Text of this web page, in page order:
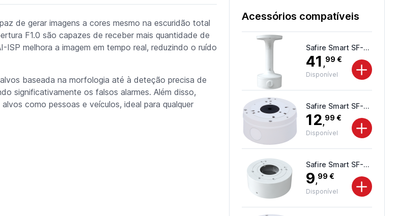
de gerar imagens a cores mesmo na escuridão total
F1.0 são capazes de receber mais quantidade de
melhora a imagem em tempo real, reduzindo o ruído
baseada na morfologia até à deteção precisa de
significativamente os falsos alarmes. Além disso,
como pessoas e veículos, ideal para qualquer
Acessórios compatíveis
Safire Smart SF-CB-0301+0810
41 ,99 €
Disponível
Safire Smart SF-JBOX-0103
12,99 €
Disponível
Safire Smart SF-JBOX-0104
9,99 €
Disponível